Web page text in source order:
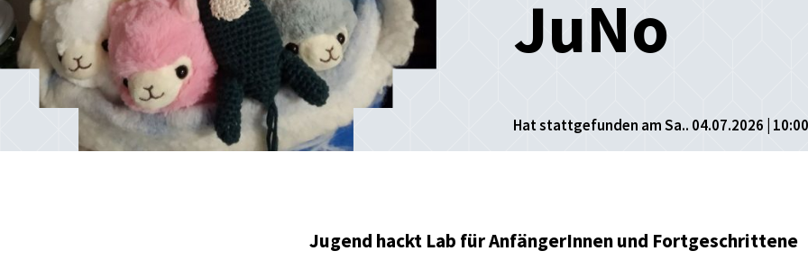
JuNo
Hat stattgefunden am Sa.. 04.07.2026 |
Jugend hackt Lab für AnfängerInnen und Fortgeschrittene